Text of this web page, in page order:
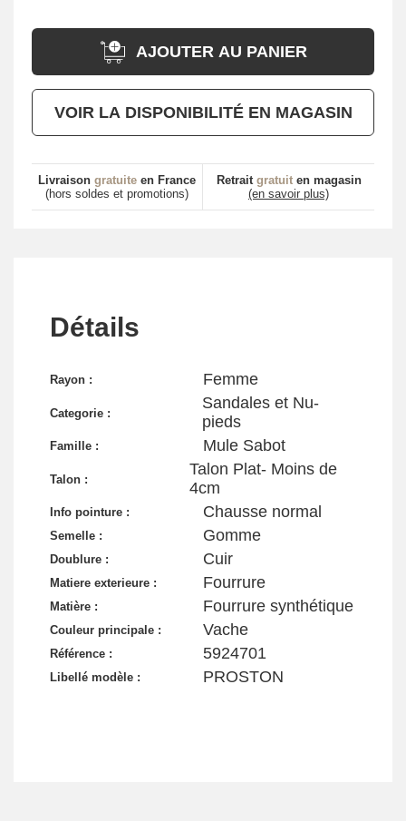
AJOUTER AU PANIER
VOIR LA DISPONIBILITÉ EN MAGASIN
Livraison gratuite en France
(hors soldes et promotions)
Retrait gratuiten magasin
(en savoir plus)
Détails
Rayon : Femme
Categorie :
Sandales et Nu-
pieds
Famille : Mule Sabot
Talon :
Talon Plat- Moins de
4cm
Info pointure : Chausse normal
Semelle : Gomme
Doublure : Cuir
Matiere exterieure : Fourrure
Matière : Fourrure synthétique
Couleur principale : Vache
Référence : 5924701
Libellé modèle : PROSTON